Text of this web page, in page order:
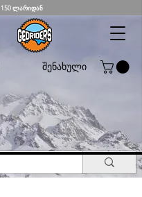
ლარიდან
შენახული